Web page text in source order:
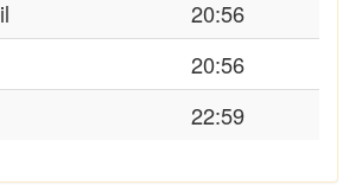
20:56
20:56
22:59